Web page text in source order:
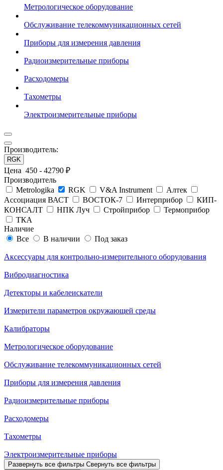
Метрологическое оборудование
Обслуживание телекоммуникационных сетей
Приборы для измерения давления
Радиоизмерительные приборы
Расходомеры
Тахометры
Электроизмерительные приборы
Производитель:
RGK
Цена 450 - 42790 ₽
Производитель
Metrologika
RGK V&A Instrument
Алтек
Ассоциация ВАСТ
ВОСТОК-7 Интерприбор
КИП-
КОНСАЛТ
НПК Луч Стройприбор
Термоприбор
ТКА
Наличие
Все
В наличии Под заказ
Аксессуары для контрольно-измерительного оборудования
Вибродиагностика
Детекторы и кабелеискатели
Измерители параметров окружающей среды
Калибраторы
Метрологическое оборудование
Обслуживание телекоммуникационных сетей
Приборы для измерения давления
Радиоизмерительные приборы
Расходомеры
Тахометры
Электроизмерительные приборы
Развернуть все фильтры Свернуть все фильтры